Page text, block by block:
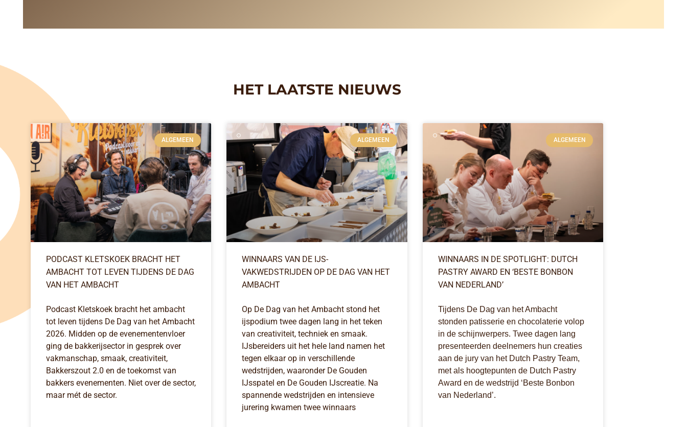
HET LAATSTE NIEUWS
ALGEMEEN
PODCAST KLETSKOEK BRACHT HET
AMBACHT TOT LEVEN TIJDENS DE DAG
VAN HET AMBACHT
Podcast Kletskoek bracht het ambacht
tot leven tijdens De Dag van het Ambacht
2026. Midden op de evenementenvloer
ging de bakkerijsector in gesprek over
vakmanschap, smaak, creativiteit,
Bakkerszout 2.0 en de toekomst van
bakkers­­ evenementen. Niet over de sector,
maar mét de sector.
ALGEMEEN
WINNAARS VAN DE IJS-
VAKWEDSTRIJDEN OP DE DAG VAN HET
AMBACHT
Op De Dag van het Ambacht stond het
ijspodium twee dagen lang in het teken
van creativiteit, techniek en smaak.
IJsbereiders uit het hele land namen het
tegen elkaar op in verschillende
wedstrijden, waaronder De Gouden
IJsspatel en De Gouden IJscreatie. Na
spannende wedstrijden en intensieve
jurering kwamen twee winnaars
ALGEMEEN
WINNAARS IN DE SPOTLIGHT: DUTCH
PASTRY AWARD EN ‘BESTE BONBON
VAN NEDERLAND’
Tijdens De Dag van het Ambacht
stonden patisserie en chocolaterie volop
in de schijnwerpers. Twee dagen lang
presenteerden deelnemers hun creaties
aan de jury van het Dutch Pastry Team,
met als hoogtepunten de Dutch Pastry
Award en de wedstrijd ‘Beste Bonbon
van Nederland’.